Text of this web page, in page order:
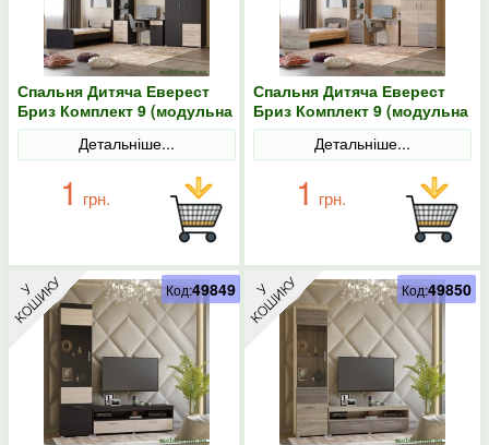
Спальня Дитяча Еверест
Бриз Комплект 9 (модульна
- 4 елементи) венге/дуб
молочнийДетальніше...
1 грн.
Спальня Дитяча Еверест
Бриз Комплект 9 (модульна
- 4 елементи) сонома/
трюфельДетальніше...
1 грн.
Код:49849 Код:49850